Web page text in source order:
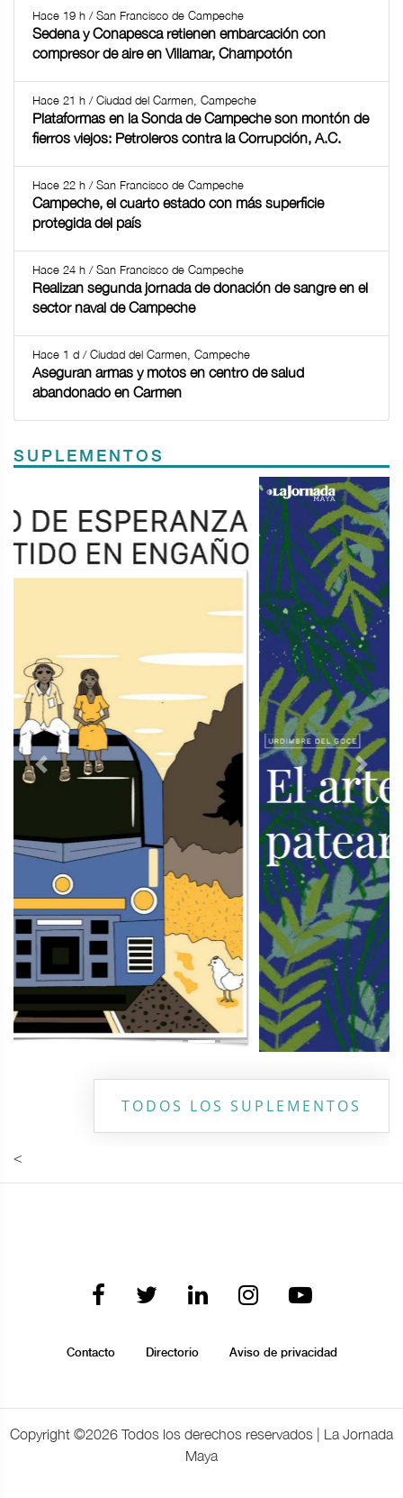
Hace 19 h / San Francisco de Campeche
Sedena y Conapesca retienen embarcación con
compresor de aire en Villamar, Champotón
Hace 21 h / Ciudad del Carmen, Campeche
Plataformas en la Sonda de Campeche son montón de
fierros viejos: Petroleros contra la Corrupción, A.C.
Hace 22 h / San Francisco de Campeche
Campeche, el cuarto estado con más superficie
protegida del país
Hace 24 h / San Francisco de Campeche
Realizan segunda jornada de donación de sangre en el
sector naval de Campeche
Hace 1 d / Ciudad del Carmen, Campeche
Aseguran armas y motos en centro de salud
abandonado en Carmen
SUPLEMENTOS
Previous Next
TODOS LOS SUPLEMENTOS
<
Contacto Directorio Aviso de privacidad
Copyright ©2026 Todos los derechos reservados | La Jornada
Maya